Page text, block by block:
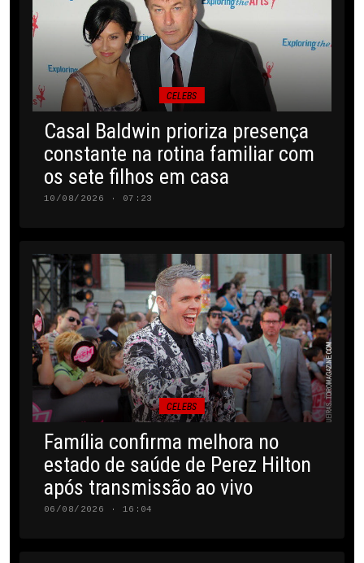
CELEBS
Casal Baldwin prioriza presença
constante na rotina familiar com
os sete filhos em casa
10/08/2026 · 07:23
CELEBS
Família confirma melhora no
estado de saúde de Perez Hilton
após transmissão ao vivo
06/08/2026 · 16:04